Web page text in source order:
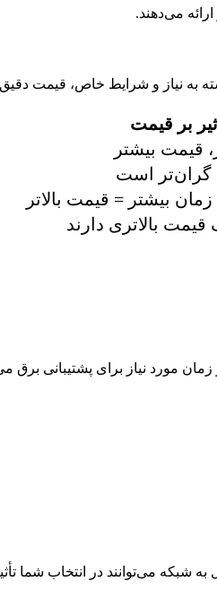
می‌دهند.
بر قیمت
قیمت بیشتر
گران‌تر است
بالاتری دارند
مورد نیاز برای پشتیبانی برق